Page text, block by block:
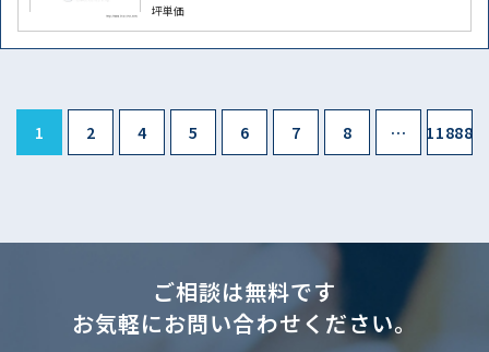
坪単価
1 2 4 5 6 7 8 … 11888
ご相談は無料です
お気軽にお問い合わせください。